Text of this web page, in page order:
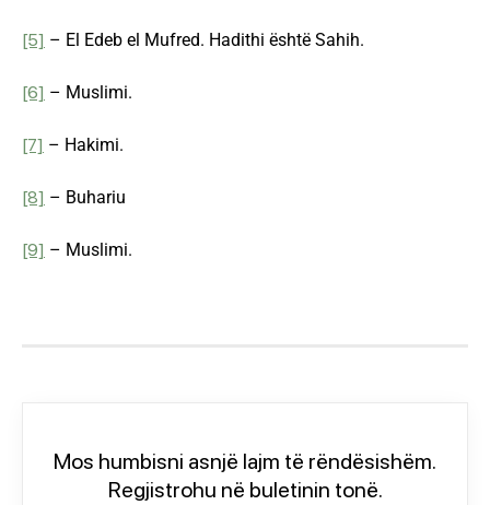
[5] – El Edeb el Mufred. Hadithi është Sahih.
[6] – Muslimi.
[7] – Hakimi.
[8] – Buhariu
[9] – Muslimi.
Mos humbisni asnjë lajm të rëndësishëm.
Regjistrohu në buletinin tonë.